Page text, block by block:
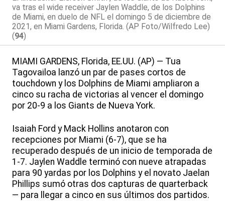
va tras el wide receiver Jaylen Waddle, de los Dolphins
de Miami, en duelo de NFL el domingo 5 de diciembre de
2021, en Miami Gardens, Florida. (AP Foto/Wilfredo Lee)
(94)
MIAMI GARDENS, Florida, EE.UU. (AP) — Tua
Tagovailoa lanzó un par de pases cortos de
touchdown y los Dolphins de Miami ampliaron a
cinco su racha de victorias al vencer el domingo
por 20-9 a los Giants de Nueva York.
Isaiah Ford y Mack Hollins anotaron con
recepciones por Miami (6-7), que se ha
recuperado después de un inicio de temporada de
1-7. Jaylen Waddle terminó con nueve atrapadas
para 90 yardas por los Dolphins y el novato Jaelan
Phillips sumó otras dos capturas de quarterback
— para llegar a cinco en sus últimos dos partidos.